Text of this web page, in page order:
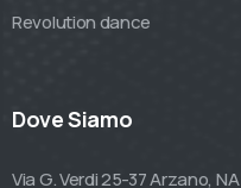
Revolution dance
Dove Siamo
Via G. Verdi 25-37 Arzano, NA